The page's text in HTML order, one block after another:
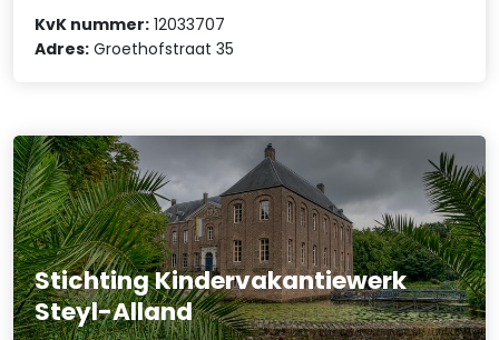
KvK nummer: 12033707
Adres: Groethofstraat 35
Stichting Kindervakantiewerk
Steyl-Alland